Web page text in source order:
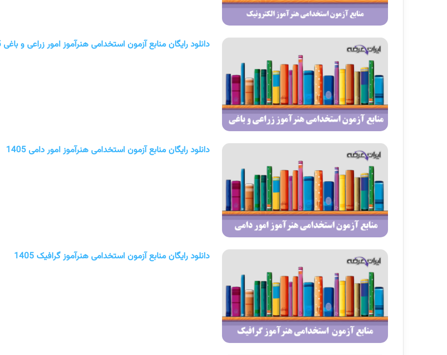
دانلود رایگان منابع آزمون استخدامی هنرآموز امور زراعی و باغی 1405
دانلود رایگان منابع آزمون استخدامی هنرآموز امور دامی 1405
دانلود رایگان منابع آزمون استخدامی هنرآموز گرافیک 1405